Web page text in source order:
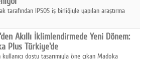
tarafından IPSOS iş birliğiyle yapılan araştırma
içeceklerde tercih ettiğini ortaya koyuyor.
Akıllı İklimlendirmede Yeni Dönem:
Plus Türkiye'de
dostu tasarımıyla öne çıkan Madoka